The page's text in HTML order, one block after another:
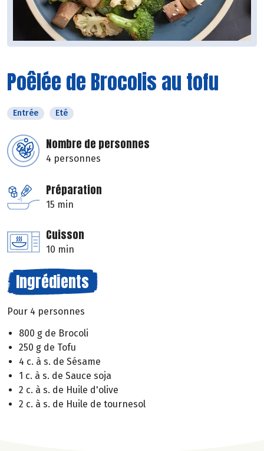
Poêlée de Brocolis au tofu
Entrée Eté
Nombre de personnes
4 personnes
Préparation
15 min
Cuisson
10 min
Ingrédients
Pour 4 personnes
800 g de Brocoli
250 g de Tofu
4 c. à s. de Sésame
1 c. à s. de Sauce soja
2 c. à s. de Huile d'olive
2 c. à s. de Huile de tournesol